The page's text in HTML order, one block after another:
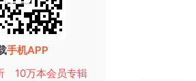
手机APP
10万本会员专辑